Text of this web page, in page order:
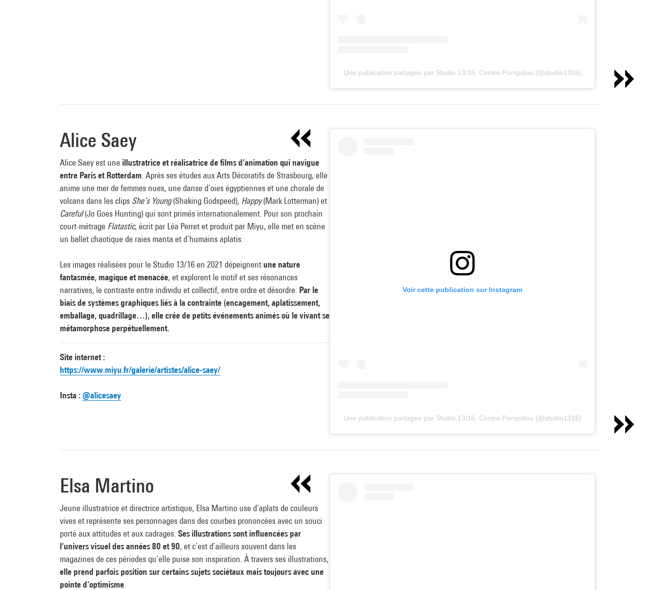
Une publication partagée par Studio 13/16, Centre Pompidou (@studio1316)
Alice Saey
Alice Saey est une illustratrice et réalisatrice de films d’animation qui navigue
entre Paris et Rotterdam . Après ses études aux Arts Décoratifs de Strasbourg, elle
anime une mer de femmes nues, une danse d’oies égyptiennes et une chorale de
volcans dans les clips She’s Young(Shaking Godspeed), Happy(Mark Lotterman) et
Careful(Jo Goes Hunting) qui sont primés internationalement. Pour son prochain
court-métrage Flatastic, écrit par Léa Perret et produit par Miyu, elle met en scène
un ballet chaotique de raies manta et d’humains aplatis.
Les images réalisées pour le Studio 13/16 en 2021 dépeignent une nature
fantasmée, magique et menacée, et explorent le motif et ses résonances
narratives, le contraste entre individu et collectif, entre ordre et désordre. Par le
biais de systèmes graphiques liés à la contrainte (encagement, aplatissement,
emballage, quadrillage…), elle crée de petits événements animés où le vivant se
métamorphose perpétuellement.
Site internet :
https://www.miyu.fr/galerie/artistes/alice-saey/
Insta :@alicesaey
Voir cette publication sur Instagram
Une publication partagée par Studio 13/16, Centre Pompidou (@studio1316)
Elsa Martino
Jeune illustratrice et directrice artistique, Elsa Martino use d’aplats de couleurs
vives et représente ses personnages dans des courbes prononcées avec un souci
porté aux attitudes et aux cadrages. Ses illustrations sont influencées par
l’univers visuel des années 80 et 90, et c’est d’ailleurs souvent dans les
magazines de ces périodes qu’elle puise son inspiration. À travers ses illustrations,
elle prend parfois position sur certains sujets sociétaux mais toujours avec une
pointe d’optimisme